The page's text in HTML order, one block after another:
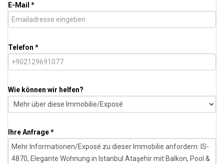
E-Mail *
Telefon *
Wie können wir helfen?
Ihre Anfrage *